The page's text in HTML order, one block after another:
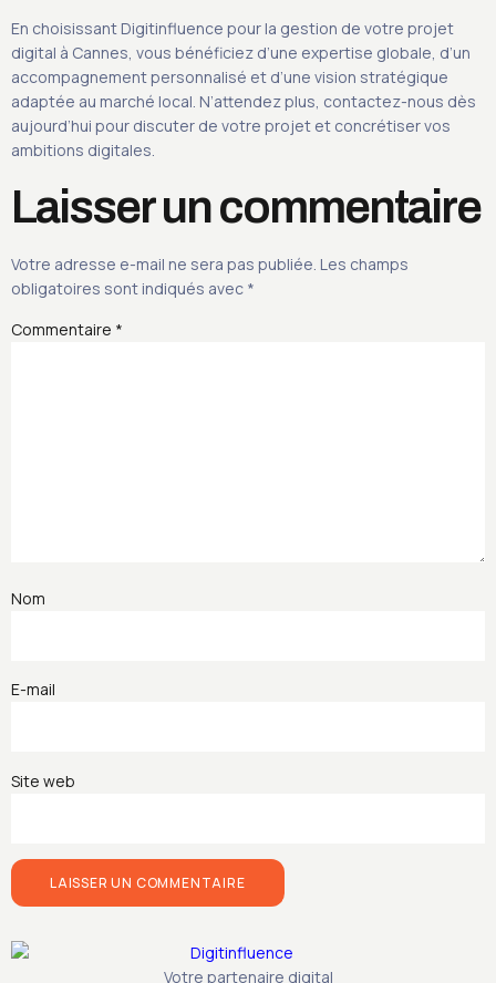
En choisissant Digitinfluence pour la gestion de votre projet
digital à Cannes, vous bénéficiez d’une expertise globale, d’un
accompagnement personnalisé et d’une vision stratégique
adaptée au marché local. N’attendez plus, contactez-nous dès
aujourd’hui pour discuter de votre projet et concrétiser vos
ambitions digitales.
Laisser un commentaire
Votre adresse e-mail ne sera pas publiée. Les champs
obligatoires sont indiqués avec *
Commentaire *
Nom
E-mail
Site web
Votre partenaire digital